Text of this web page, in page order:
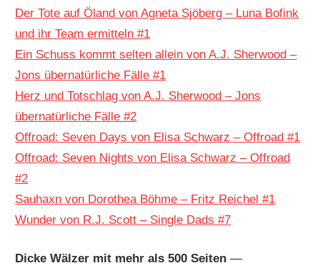
Der Tote auf Öland von Agneta Sjöberg – Luna Bofink
und ihr Team ermitteln #1
Ein Schuss kommt selten allein von A.J. Sherwood –
Jons übernatürliche Fälle #1
Herz und Totschlag von A.J. Sherwood – Jons
übernatürliche Fälle #2
Offroad: Seven Days von Elisa Schwarz – Offroad #1
Offroad: Seven Nights von Elisa Schwarz – Offroad
#2
Sauhaxn von Dorothea Böhme – Fritz Reichel #1
Wunder von R.J. Scott – Single Dads #7
Dicke Wälzer mit mehr als 500 Seiten —